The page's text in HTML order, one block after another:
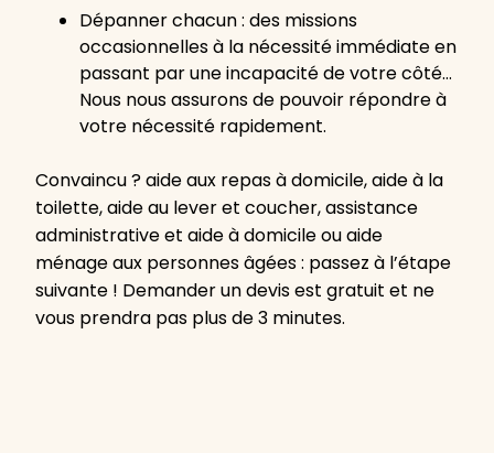
Dépanner chacun : des missions
occasionnelles à la nécessité immédiate en
passant par une incapacité de votre côté…
Nous nous assurons de pouvoir répondre à
votre nécessité rapidement.
Convaincu ? aide aux repas à domicile, aide à la
toilette, aide au lever et coucher, assistance
administrative et aide à domicile ou aide
ménage aux personnes âgées : passez à l’étape
suivante ! Demander un devis est gratuit et ne
vous prendra pas plus de 3 minutes.